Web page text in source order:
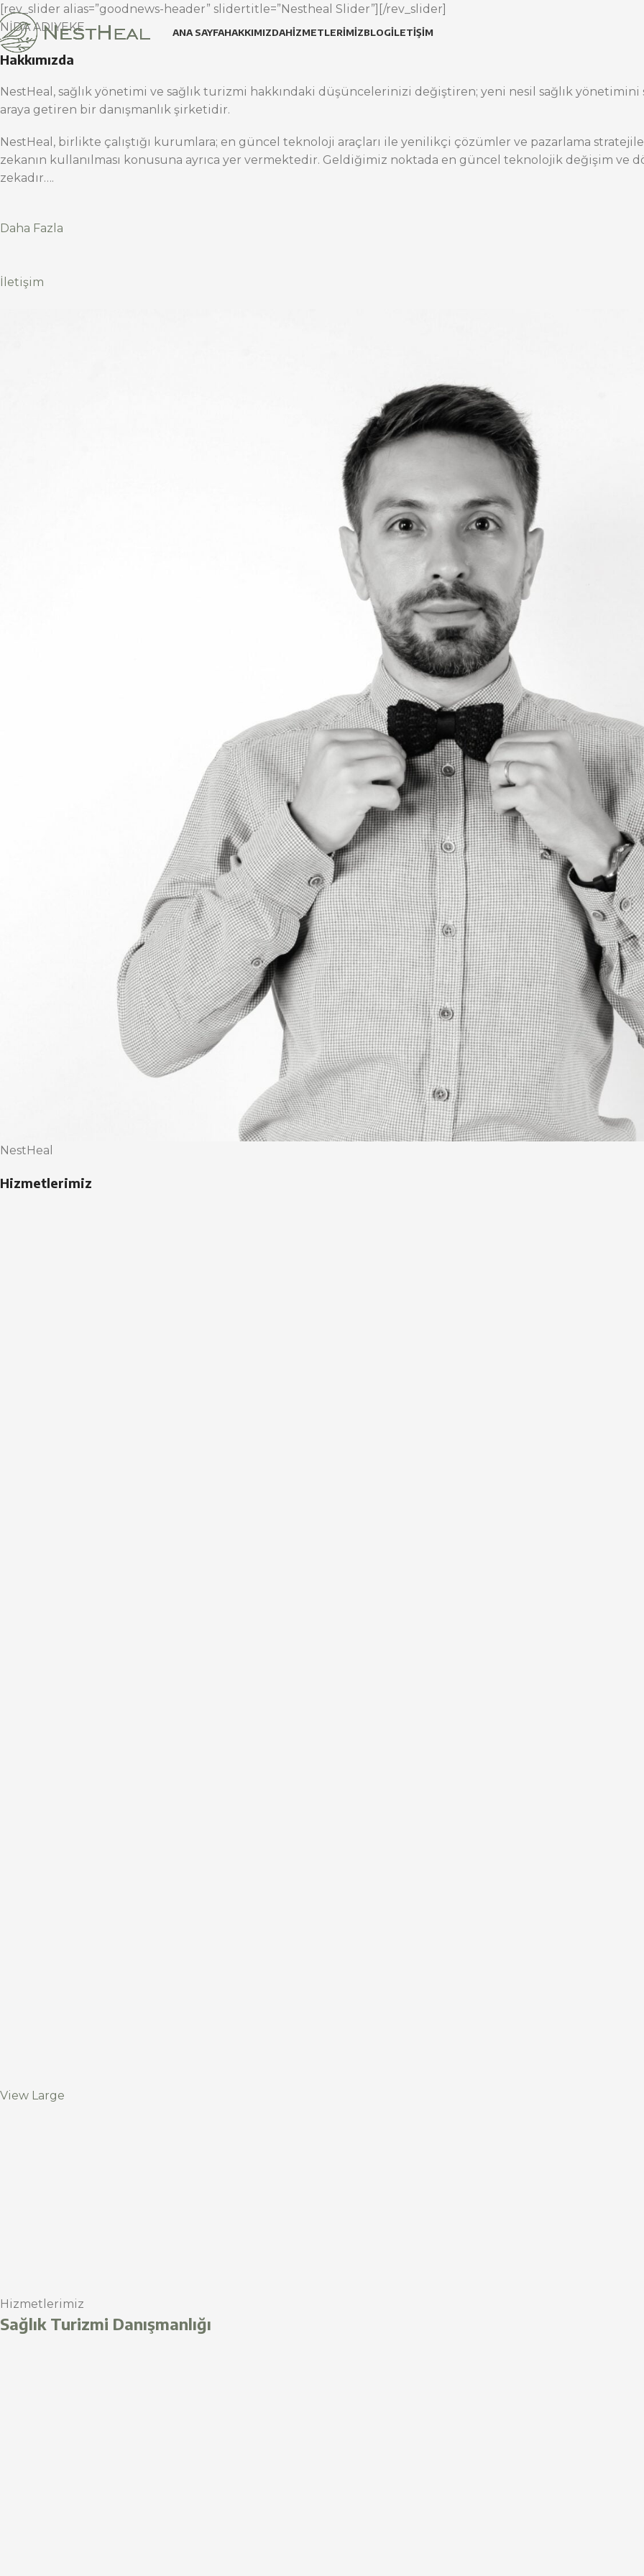
ANA SAYFAHAKKIMIZDAHIZMETLERIMIZBLOGİLETIŞIM
[rev_slider alias=”goodnews-header” slidertitle=”Nestheal Slider”][/rev_slider]
NİDA ADIYEKE
Hakkımızda
NestHeal, sağlık yönetimi ve sağlık turizmi hakkındaki düşüncelerinizi değiştiren; yeni nesil sağlık
araya getiren bir danışmanlık şirketidir.
NestHeal, birlikte çalıştığı kurumlara; en güncel teknoloji araçları ile yenilikçi çözümler ve pazarlama
zekanın kullanılması konusuna ayrıca yer vermektedir. Geldiğimiz noktada en güncel teknolojik değişim ve
zekadır….
Daha Fazla
İletişim
NestHeal
Hizmetlerimiz
View Large
Hizmetlerimiz
Sağlık Turizmi Danışmanlığı